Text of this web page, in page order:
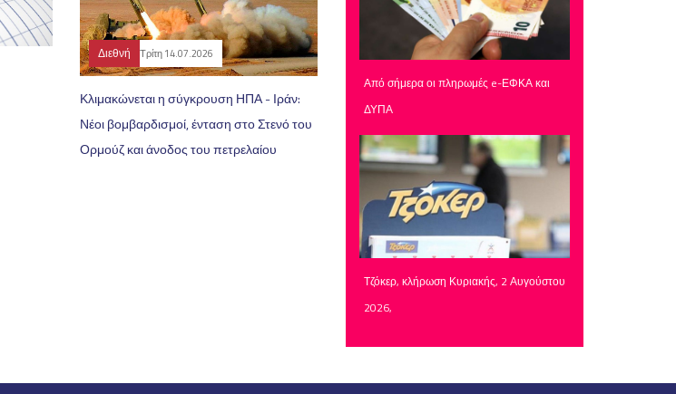
Διεθνή Τρίτη 14.07.2026
Κλιμακώνεται η σύγκρουση ΗΠΑ - Ιράν:
Νέοι βομβαρδισμοί, ένταση στο Στενό του
Ορμούζ και άνοδος του πετρελαίου
Από σήμερα οι πληρωμές e-ΕΦΚΑ και
ΔΥΠΑ
Τζόκερ, κλήρωση Κυριακής, 2 Αυγούστου
2026,